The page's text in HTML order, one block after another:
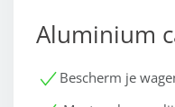
Aluminium
Bescherm je